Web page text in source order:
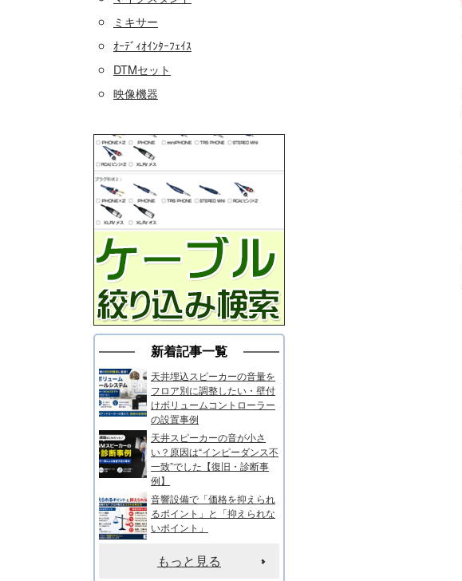
ミキサー
ｵｰﾃﾞｨｵｲﾝﾀｰﾌｪｲｽ
DTMセット
映像機器
新着記事一覧
天井埋込スピーカーの音量を
フロア別に調整したい・壁付
けボリュームコントローラー
の設置事例
天井スピーカーの音が小さ
い？原因は“インピーダンス不
一致”でした【復旧・診断事
例】
音響設備で「価格を抑えられ
るポイント」と「抑えられな
いポイント」
もっと見る